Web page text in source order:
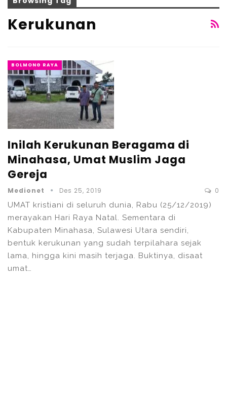
Kerukunan
BOLMONG RAYA
Inilah Kerukunan Beragama di
Minahasa, Umat Muslim Jaga
Gereja
Medionet Des 25, 2019 0
UMAT kristiani di seluruh dunia, Rabu (25/12/2019)
merayakan Hari Raya Natal. Sementara di
Kabupaten Minahasa, Sulawesi Utara sendiri,
bentuk kerukunan yang sudah terpilahara sejak
lama, hingga kini masih terjaga. Buktinya, disaat
umat…